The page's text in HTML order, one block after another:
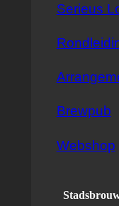
Serieus
Brewpub
Webshop